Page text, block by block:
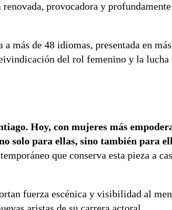
provocadora y
más de 48 idiomas, presentada en
del rol femenino y la lucha
Hoy, con mujeres más
solo para ellas, sino también para
que conserva esta pieza a
fuerza escénica y visibilidad al